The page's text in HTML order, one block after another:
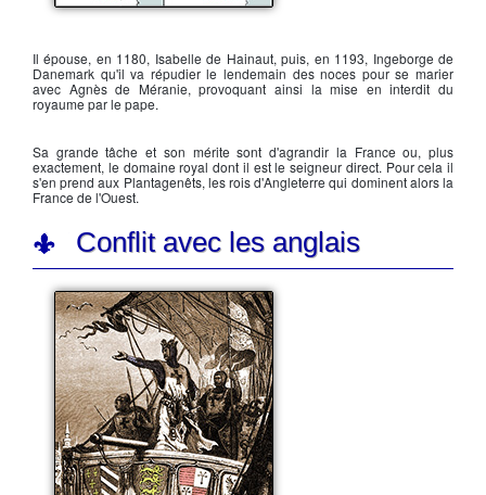
Il épouse, en 1180, Isabelle de Hainaut, puis, en 1193, Ingeborge de
Danemark qu'il va répudier le lendemain des noces pour se marier
avec Agnès de Méranie, provoquant ainsi la mise en interdit du
royaume par le pape.
Sa grande tâche et son mérite sont d'agrandir la France ou, plus
exactement, le domaine royal dont il est le seigneur direct. Pour cela il
s'en prend aux Plantagenêts, les rois d'Angleterre qui dominent alors la
France de l'Ouest.
Conflit avec les anglais